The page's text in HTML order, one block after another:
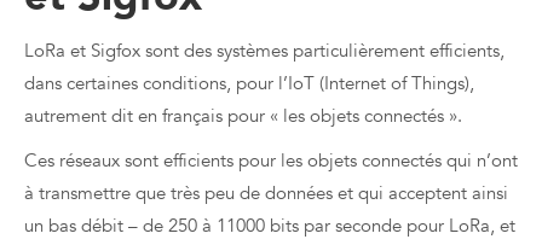
LoRa et Sigfox sont des systèmes particulièrement efficients,
dans certaines conditions, pour l’IoT (Internet of Things),
autrement dit en français pour « les objets connectés ».
Ces réseaux sont efficients pour les objets connectés qui n’ont
à transmettre que très peu de données et qui acceptent ainsi
un bas débit – de 250 à 11000 bits par seconde pour LoRa, et